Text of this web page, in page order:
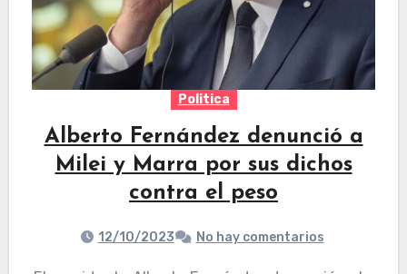
Politica
Alberto Fernández denunció a
Milei y Marra por sus dichos
contra el peso
12/10/2023 No hay comentarios